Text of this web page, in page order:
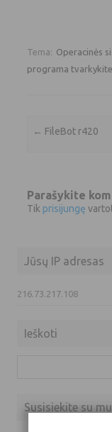
Tema: Operacinės
programa
Įrašo navigacija
← FileBot r420
Parašykite
Tik prisijungę
Jūsų IP adresas
216.73.217.108
Ieškoti
Susisiekite su